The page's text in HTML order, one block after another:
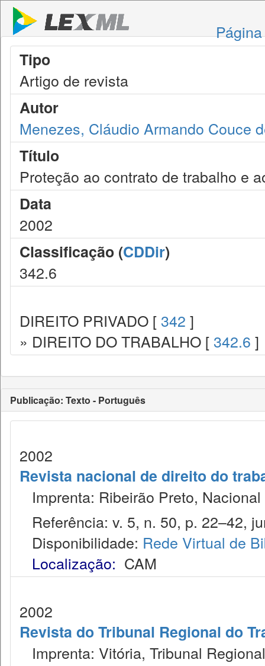
Tipo
Artigo de revista
Autor
Menezes, Cláudio Armando Couce
Título
Proteção ao contrato de trabalho e
Data
2002
Classificação (CDDir)
342.6
DIREITO PRIVADO [ 342 ]
» DIREITO DO TRABALHO [ 342.6 ]
Publicação: Texto - Português
2002
Revista nacional de direito do
Imprenta: Ribeirão Preto,
Referência: v. 5, n. 50, p. 22–42,
Disponibilidade: Rede Virtual de
Localização: CAM
2002
Revista do Tribunal Regional do
Imprenta: Vitória, Tribunal